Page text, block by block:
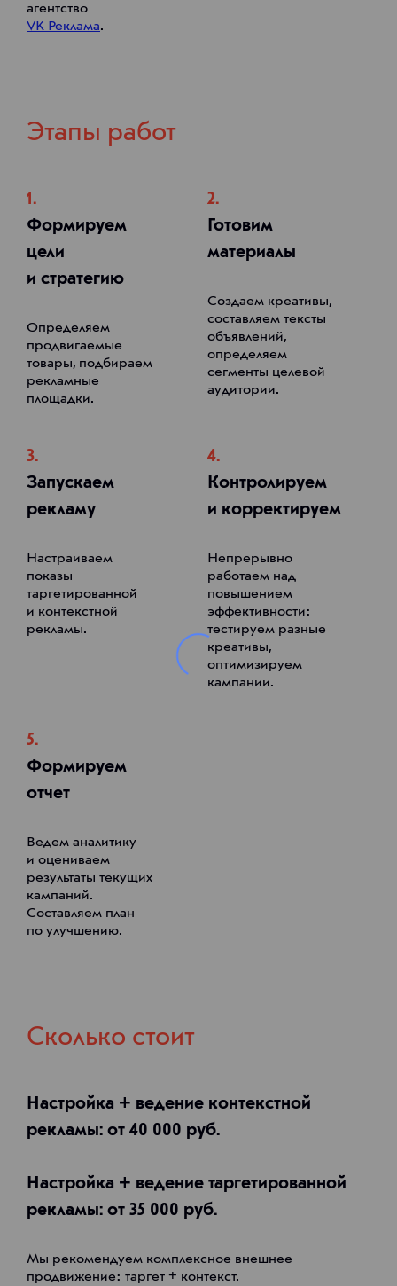
агентство
VK Реклама.
Этапы работ
1.
Формируем
цели
и стратегию
Определяем
продвигаемые
товары, подбираем
рекламные
площадки.
2.
Готовим
материалы
Создаем креативы,
составляем тексты
объявлений,
определяем
сегменты целевой
аудитории.
3.
Запускаем
рекламу
Настраиваем
показы
таргетированной
и контекстной
рекламы.
4.
Контролируем
и корректируем
Непрерывно
работаем над
повышением
эффективности:
тестируем разные
креативы,
оптимизируем
кампании.
5.
Формируем
отчет
Ведем аналитику
и оцениваем
результаты текущих
кампаний.
Составляем план
по улучшению.
Сколько стоит
Настройка + ведение контекстной
рекламы: от 40 000 руб.
Настройка + ведение таргетированной
рекламы: от 35 000 руб.
Мы рекомендуем комплексное внешнее
продвижение: таргет + контекст.